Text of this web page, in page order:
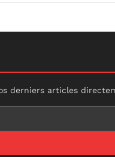
derniers articles